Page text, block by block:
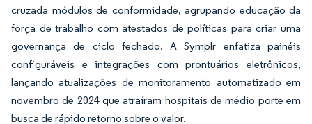
cruzada módulos de conformidade, agrupando educação da
força de trabalho com atestados de políticas para criar uma
governança de ciclo fechado. A Symplr enfatiza painéis
configuráveis e integrações com prontuários eletrônicos,
lançando atualizações de monitoramento automatizado em
novembro de 2024 que atraíram hospitais de médio porte em
busca de rápido retorno sobre o valor.